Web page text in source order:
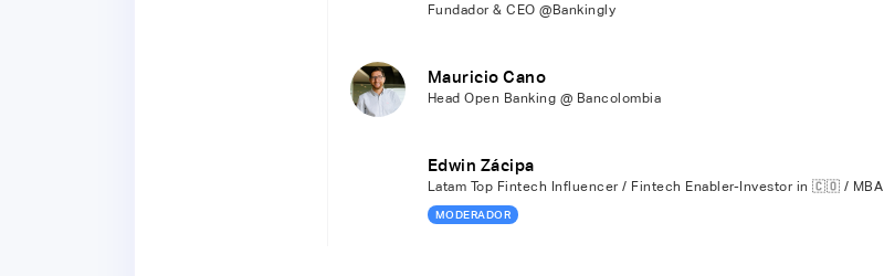
Fundador & CEO @Bankingly
Mauricio Cano
Head Open Banking @ Bancolombia
Edwin Zácipa
Latam Top Fintech Influencer / Fintech Enabler-Investor in 🇨🇴 / MBA
MODERADOR